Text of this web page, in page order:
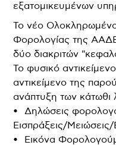
εξατομικευμένων
Το νέο
Φορολογίας της ΑΑΔΕ
δύο διακριτών
Το φυσικό
αντικείμενο της
ανάπτυξη των κάτωθι
• Δηλώσεις
Εισπράξεις/
• Εικόνα